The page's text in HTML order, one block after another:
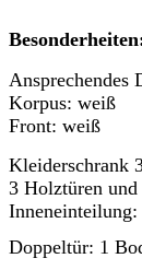
Ansprechendes
Korpus: weiß
Front: weiß
Kleiderschrank
3 Holztüren und
Inneneinteilung:
Doppeltür: 1